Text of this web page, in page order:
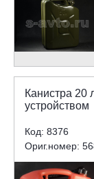
Канистра 20
устройством
Код: 8376
Ориг.номер: